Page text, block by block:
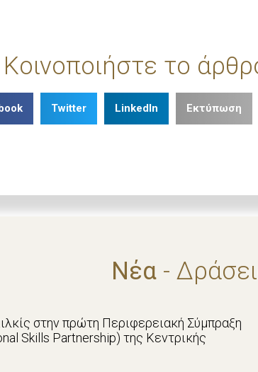
Κοινοποιήστε το
Twitter LinkedIn Εκτύπωση
Νέα -
στην πρώτη Περιφερειακή Σύμπραξη
Skills Partnership) της Κεντρικής